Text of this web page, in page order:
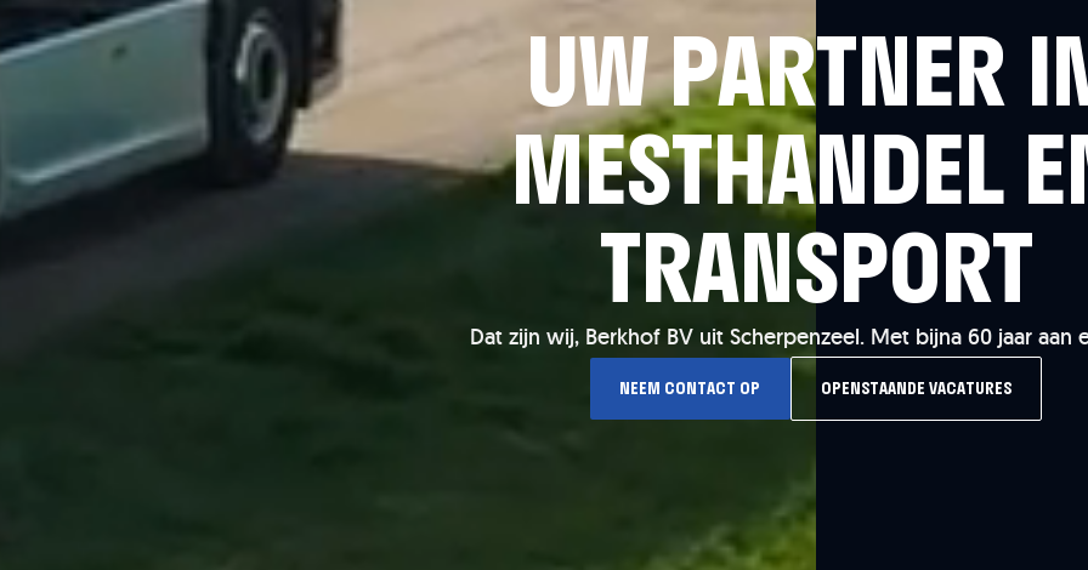
UW PARTNER
MESTHANDEL
TRANSPORT
Dat zijn wij, Berkhof BV uit Scherpenzeel. Met bijna 60 jaar aan
NEEM CONTACT OP
OPENSTAANDE VACATURES